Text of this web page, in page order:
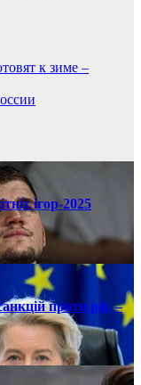
к зиме –
ігор-2025
проти рф, –